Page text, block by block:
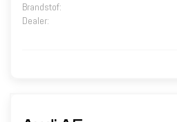
Brandstof:
Dealer: